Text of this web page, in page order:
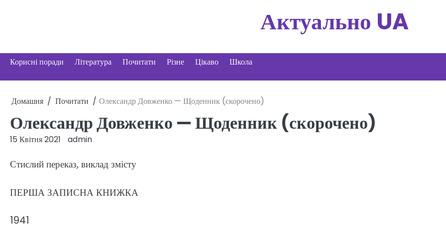
Актуально UA
Корисні поради Література Почитати Різне Цікаво Школа
Домашня Почитати Олександр Довженко — Щоденник (скорочено)
Олександр Довженко — Щоденник (скорочено)
15 Квітня 2021 admin
Стислий переказ, виклад змісту
ПЕРША ЗАПИСНА КНИЖКА
1941